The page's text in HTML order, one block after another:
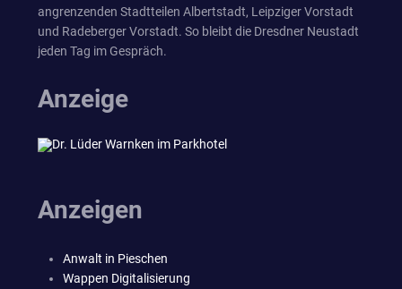
angrenzenden Stadtteilen Albertstadt, Leipziger Vorstadt
und Radeberger Vorstadt. So bleibt die Dresdner Neustadt
jeden Tag im Gespräch.
Anzeige
Anzeigen
Anwalt in Pieschen
Wappen Digitalisierung